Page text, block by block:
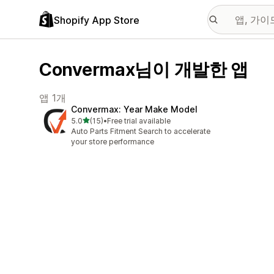
Shopify App Store
Convermax님이 개발한 앱
앱 1개
Convermax: Year Make Model
5.0별 5개 중
(15)
총 리뷰 15개
•Free trial available
Auto Parts Fitment Search to accelerate
your store performance